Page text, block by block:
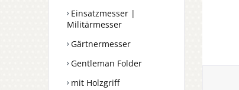
Einsatzmesser |
Militärmesser
Gärtnermesser
Gentleman Folder
mit Holzgriff